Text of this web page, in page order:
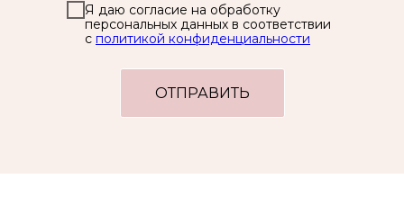
Я даю согласие на обработку
персональных данных в соответствии
с политикой конфиденциальности
ОТПРАВИТЬ